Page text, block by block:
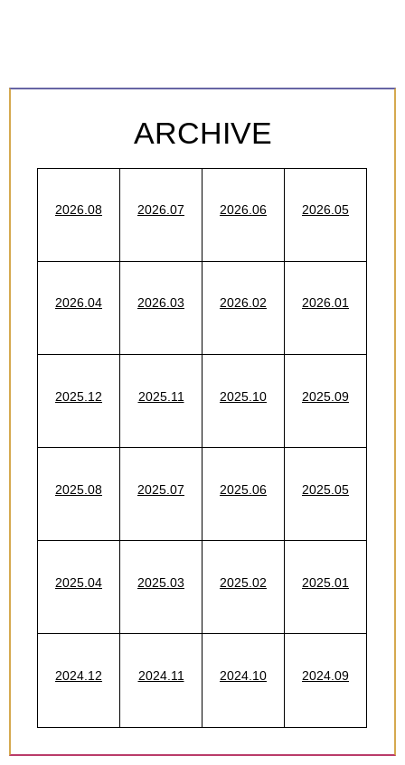
ARCHIVE
2026.08 2026.07 2026.06 2026.05
2026.04 2026.03 2026.02 2026.01
2025.12 2025.11 2025.10 2025.09
2025.08 2025.07 2025.06 2025.05
2025.04 2025.03 2025.02 2025.01
2024.12 2024.11 2024.10 2024.09